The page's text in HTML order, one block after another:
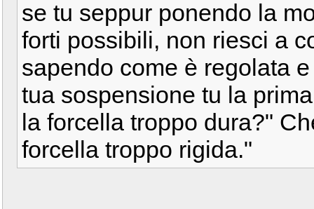
se tu seppur ponendo la
forti possibili, non riesci a
sapendo come è regolata
tua sospensione tu la
la forcella troppo dura?"
forcella troppo rigida."